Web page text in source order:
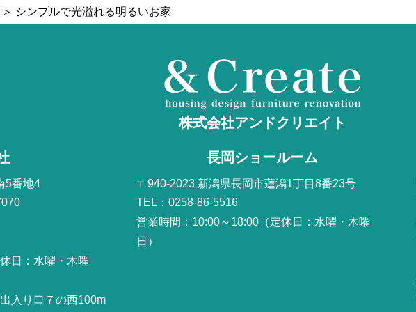
＞ シンプルで光溢れる明るいお家
株式会社アンドクリエイト
5番地4
日：水曜・木曜
入り口７の西100m
長岡ショールーム
〒940-2023 新潟県長岡市蓮潟1丁目8番23号
TEL：0258-86-5516
営業時間：10:00～18:00（定休日：水曜・木曜
日）